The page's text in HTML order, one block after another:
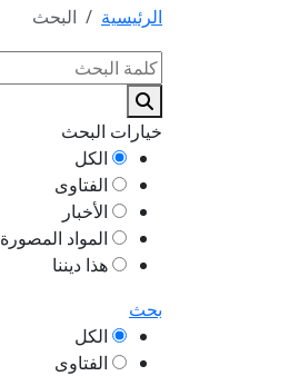
الرئيسية البحث
خيارات البحث
الكل
الفتاوى
الأخبار
المواد المصورة
هذا ديننا
بحث
الكل
الفتاوى